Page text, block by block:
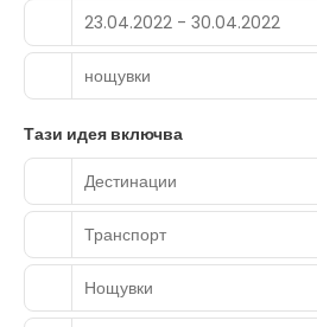
23.04.2022 - 30.04.2022
нощувки
Тази идея включва
Дестинации
Транспорт
Нощувки